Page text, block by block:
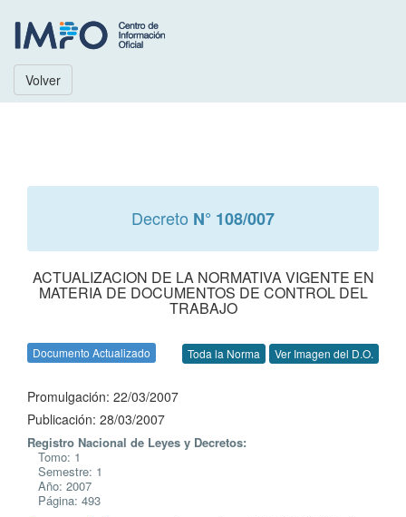
Volver
Decreto N° 108/007
ACTUALIZACION DE LA NORMATIVA VIGENTE EN
MATERIA DE DOCUMENTOS DE CONTROL DEL
TRABAJO
Documento Actualizado Toda la Norma Ver Imagen del D.O.
Promulgación: 22/03/2007
Publicación: 28/03/2007
Registro Nacional de Leyes y Decretos:
Tomo: 1
Semestre: 1
Año: 2007
Página: 493